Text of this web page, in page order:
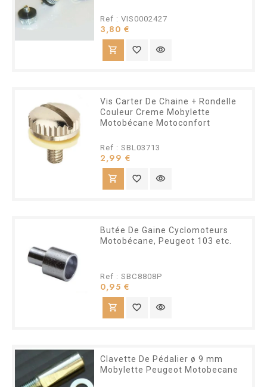
Ref : VIS0002427
3,80 €
shopping_cart favorite_border visibility
Vis Carter De Chaine + Rondelle
Couleur Creme Mobylette
Motobécane Motoconfort
Ref : SBL03713
2,99 €
shopping_cart favorite_border visibility
Butée De Gaine Cyclomoteurs
Motobécane, Peugeot 103 etc.
Ref : SBC8808P
0,95 €
shopping_cart favorite_border visibility
Clavette De Pédalier ø 9 mm
Mobylette Peugeot Motobecane